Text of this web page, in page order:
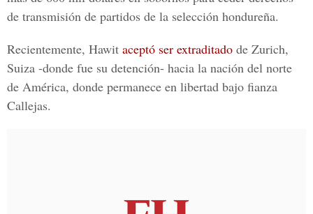
de transmisión de partidos de la selección hondureña.
Recientemente, Hawit aceptó ser extraditado de Zurich,
Suiza -donde fue su detención- hacia la nación del norte
de América, donde permanece en libertad bajo fianza
Callejas.